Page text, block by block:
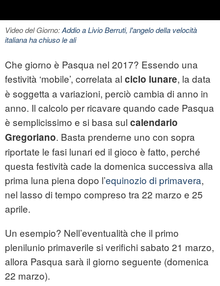
Video del Giorno:Addio a Livio Berruti, l'angelo della velocità
italiana ha chiuso le ali
Che giorno è Pasqua nel 2017? Essendo una
festività ‘mobile’, correlata al ciclo lunare, la data
è soggetta a variazioni, perciò cambia di anno in
anno. Il calcolo per ricavare quando cade Pasqua
è semplicissimo e si basa sul calendario
Gregoriano. Basta prenderne uno con sopra
riportate le fasi lunari ed il gioco è fatto, perché
questa festività cade la domenica successiva alla
prima luna piena dopo l’equinozio di primavera,
nel lasso di tempo compreso tra 22 marzo e 25
aprile.
Un esempio? Nell’eventualità che il primo
plenilunio primaverile si verifichi sabato 21 marzo,
allora Pasqua sarà il giorno seguente (domenica
22 marzo).